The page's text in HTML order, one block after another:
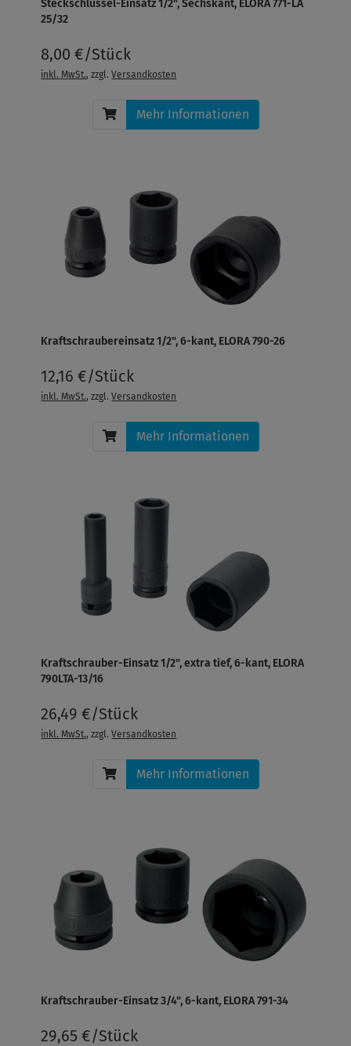
Steckschlüssel-Einsatz 1/2", Sechskant, ELORA 771-LA
25/32
8,00 €/Stück
inkl. MwSt., zzgl.Versandkosten
Mehr Informationen
Kraftschraubereinsatz 1/2", 6-kant, ELORA 790-26
12,16 €/Stück
inkl. MwSt., zzgl.Versandkosten
Mehr Informationen
Kraftschrauber-Einsatz 1/2", extra tief, 6-kant, ELORA
790LTA-13/16
26,49 €/Stück
inkl. MwSt., zzgl.Versandkosten
Mehr Informationen
Kraftschrauber-Einsatz 3/4", 6-kant, ELORA 791-34
29,65 €/Stück